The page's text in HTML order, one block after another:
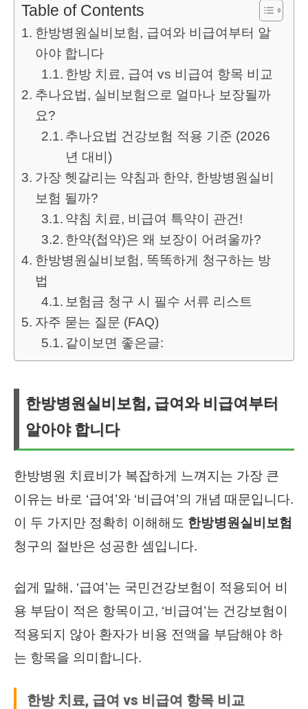
Table of Contents
한방병원실비보험, 급여와 비급여부터 알
아야 합니다
한방 치료, 급여 vs 비급여 항목 비교
추나요법, 실비보험으로 얼마나 보장될까
요?
추나요법 건강보험 적용 기준 (2026
년 대비)
가장 헷갈리는 약침과 한약, 한방병원실비
보험 될까?
약침 치료, 비급여 특약이 관건!
한약(첩약)은 왜 보장이 어려울까?
한방병원실비보험, 똑똑하게 청구하는 방
법
보험금 청구 시 필수 서류 리스트
자주 묻는 질문 (FAQ)
같이보면 좋은글:
한방병원실비보험, 급여와 비급여부터
알아야 합니다
한방병원 치료비가 복잡하게 느껴지는 가장 큰
이유는 바로 ‘급여’와 ‘비급여’의 개념 때문입니다.
이 두 가지만 정확히 이해해도 한방병원실비보험
청구의 절반은 성공한 셈입니다.
쉽게 말해, ‘급여’는 국민건강보험이 적용되어 비
용 부담이 적은 항목이고, ‘비급여’는 건강보험이
적용되지 않아 환자가 비용 전액을 부담해야 하
는 항목을 의미합니다.
한방 치료, 급여 vs 비급여 항목 비교